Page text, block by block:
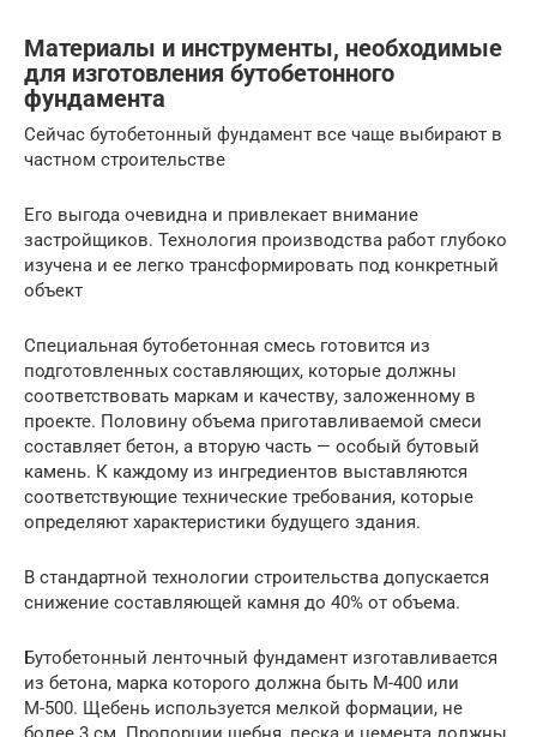
Материалы и инструменты, необходимые
для изготовления бутобетонного
фундамента
Сейчас бутобетонный фундамент все чаще выбирают в
частном строительстве
Его выгода очевидна и привлекает внимание
застройщиков. Технология производства работ глубоко
изучена и ее легко трансформировать под конкретный
объект
Специальная бутобетонная смесь готовится из
подготовленных составляющих, которые должны
соответствовать маркам и качеству, заложенному в
проекте. Половину объема приготавливаемой смеси
составляет бетон, а вторую часть — особый бутовый
камень. К каждому из ингредиентов выставляются
соответствующие технические требования, которые
определяют характеристики будущего здания.
В стандартной технологии строительства допускается
снижение составляющей камня до 40% от объема.
Бутобетонный ленточный фундамент изготавливается
из бетона, марка которого должна быть М-400 или
М-500. Щебень используется мелкой формации, не